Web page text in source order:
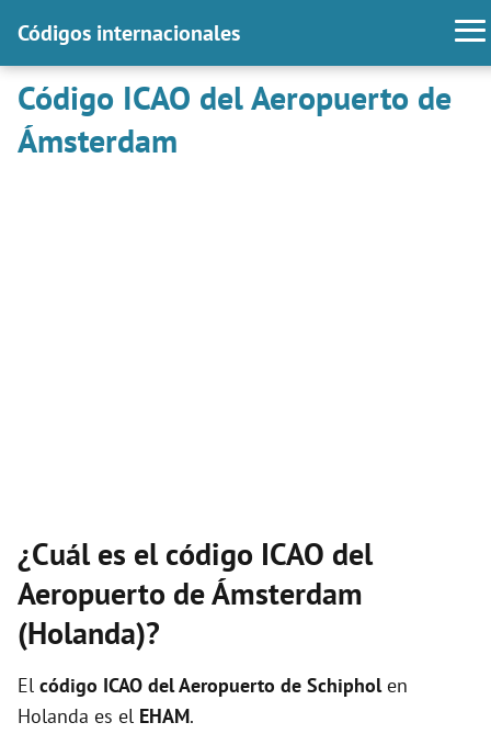
Códigos internacionales
Código ICAO del Aeropuerto de
Ámsterdam
¿Cuál es el código ICAO del
Aeropuerto de Ámsterdam
(Holanda)?
El código ICAO delAeropuerto de Schipholen
Holanda es el EHAM.